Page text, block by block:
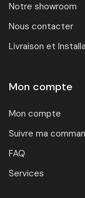
Notre showroom
Nous contacter
Livraison et
Mon compte
Mon compte
Suivre ma
FAQ
Services